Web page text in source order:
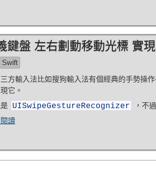
鍵盤 左右劃動移動光標 實現
Swift
方輸入法比如搜狗輸入法有個經典的手勢
它。
UISwipeGestureRecognizer
，不
讀